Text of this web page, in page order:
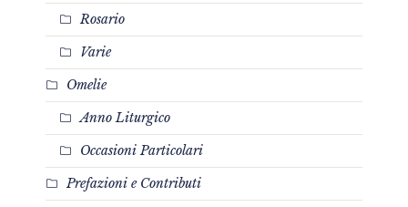
Rosario
Varie
Omelie
Anno Liturgico
Occasioni Particolari
Prefazioni e Contributi